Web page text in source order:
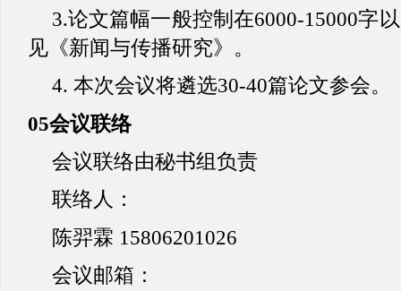
3.论文篇幅一般控制在6000-15000字
见《新闻与传播研究》。
4. 本次会议将遴选30-40篇论文参会。
05会议联络
会议联络由秘书组负责
联络人：
陈羿霖 15806201026
会议邮箱：